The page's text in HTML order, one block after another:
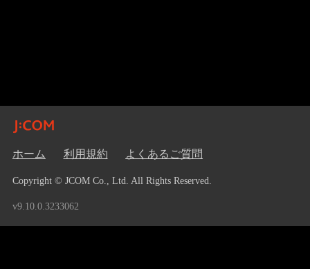
ホーム 利用規約 よくあるご質問
Copyright © JCOM Co., Ltd. All Rights Reserved.
v9.10.0.3233062